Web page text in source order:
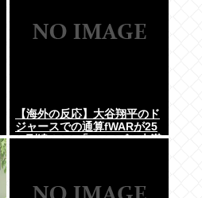
【海外の反応】大谷翔平のド
ジャースでの通算fWARが25
に到達！ → 「3シーズン未満
なるのか楽しみ」